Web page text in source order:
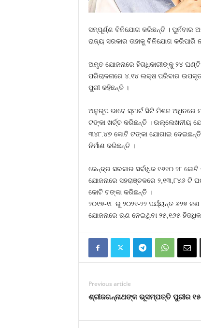
ସମ୍ପୂର୍ଣ୍ଣ ବିନିଯୋଗ କରିଛନ୍ତି । ପୁର୍ନବାର
ରାଜ୍ୟ ସରକାର ତାହାକୁ ବିନିଯୋଗ କରିପାରି
ଅମୃତ ଯୋଜନାରେ ହିତାଧିକାରୀଙ୍କୁ ୨୪
ପରିଚାଳନାରେ ୪.୧୪ ଲକ୍ଷ ପରିବାର
ପୁରୀ କହିଛନ୍ତି ।
ଅନୁରୂପ ଭାବେ ସ୍ମାର୍ଟ ସିଟି ମିଶନ ଅଧିନରେ
ଟଙ୍କା ଖର୍ଚ୍ଚ କରିଛନ୍ତି । ଉଲ୍ଲେଖନୀୟ
୩୪୮.୪୭ କୋଟି ଟଙ୍କା ଯୋଗାଇ ଦେଇଛନ୍ତି
ନିର୍ମାଣ କରିଛନ୍ତି ।
କେନ୍ଦ୍ର ସରକାର ସର୍ବାଧିକ ୧୬୧୦.୨୮
ଯୋଜନାରେ ସହରାଞ୍ଚଳରେ ୨,୧୩,୮୪୬ ଟି
କୋଟି ଟଙ୍କା କରିଛନ୍ତି ।
୨୦୧୭-୧୮ ରୁ ୨୦୨୧-୨୨ ପର୍ଯ୍ୟନ୍ତ ୬୨୭
ଯୋଜନାରେ ଋଣ ନେଇଥିବା ୨୫,୧୬୫
Previous article
ଶ୍ରୀଜଗନ୍ନାଥଙ୍କ ଭୂସମ୍ପତ୍ତି ପୁରୀର